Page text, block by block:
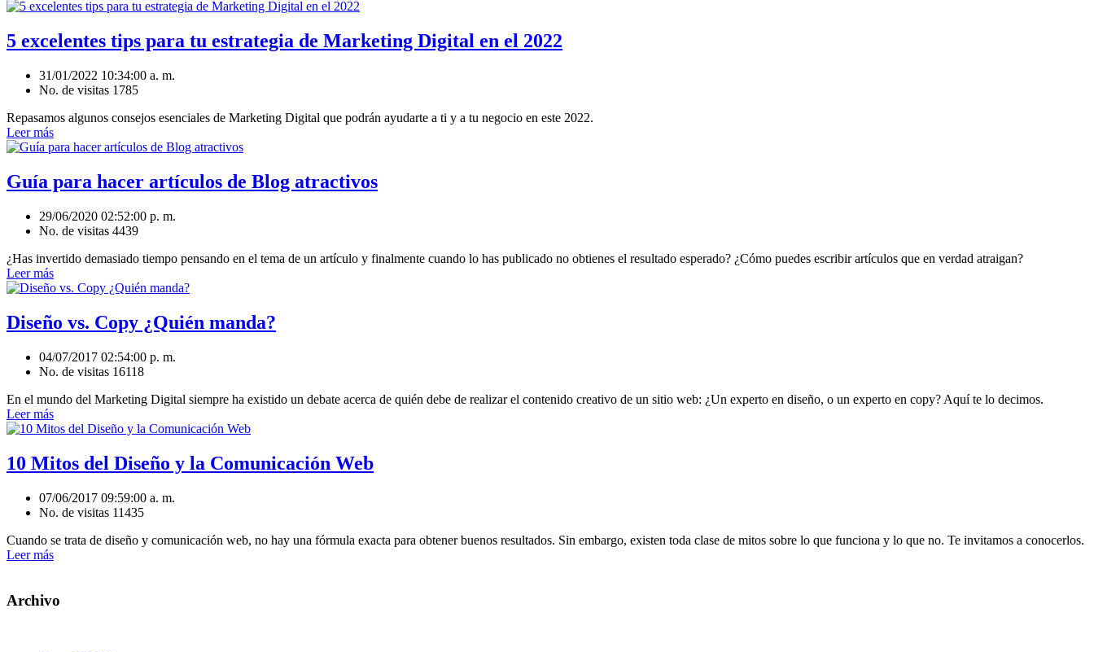
5 excelentes tips para tu estrategia de Marketing Digital en el 2022
31/01/2022 10:34:00 a. m.
No. de visitas 1785
Repasamos algunos consejos esenciales de Marketing Digital que podrán ayudarte a ti y a tu negocio en este 2022.
Leer más
Guía para hacer artículos de Blog atractivos
29/06/2020 02:52:00 p. m.
No. de visitas 4439
¿Has invertido demasiado tiempo pensando en el tema de un artículo y finalmente cuando lo has publicado no obtienes el resultado esperado? ¿Cómo puedes escribir artículos que en verdad atraigan?
Leer más
Diseño vs. Copy ¿Quién manda?
04/07/2017 02:54:00 p. m.
No. de visitas 16118
En el mundo del Marketing Digital siempre ha existido un debate acerca de quién debe de realizar el contenido creativo de un sitio web: ¿Un experto en diseño, o un experto en copy? Aquí te lo decimos.
Leer más
10 Mitos del Diseño y la Comunicación Web
07/06/2017 09:59:00 a. m.
No. de visitas 11435
Cuando se trata de diseño y comunicación web, no hay una fórmula exacta para obtener buenos resultados. Sin embargo, existen toda clase de mitos sobre lo que funciona y lo que no. Te invitamos a conocerlos.
Leer más
Archivo